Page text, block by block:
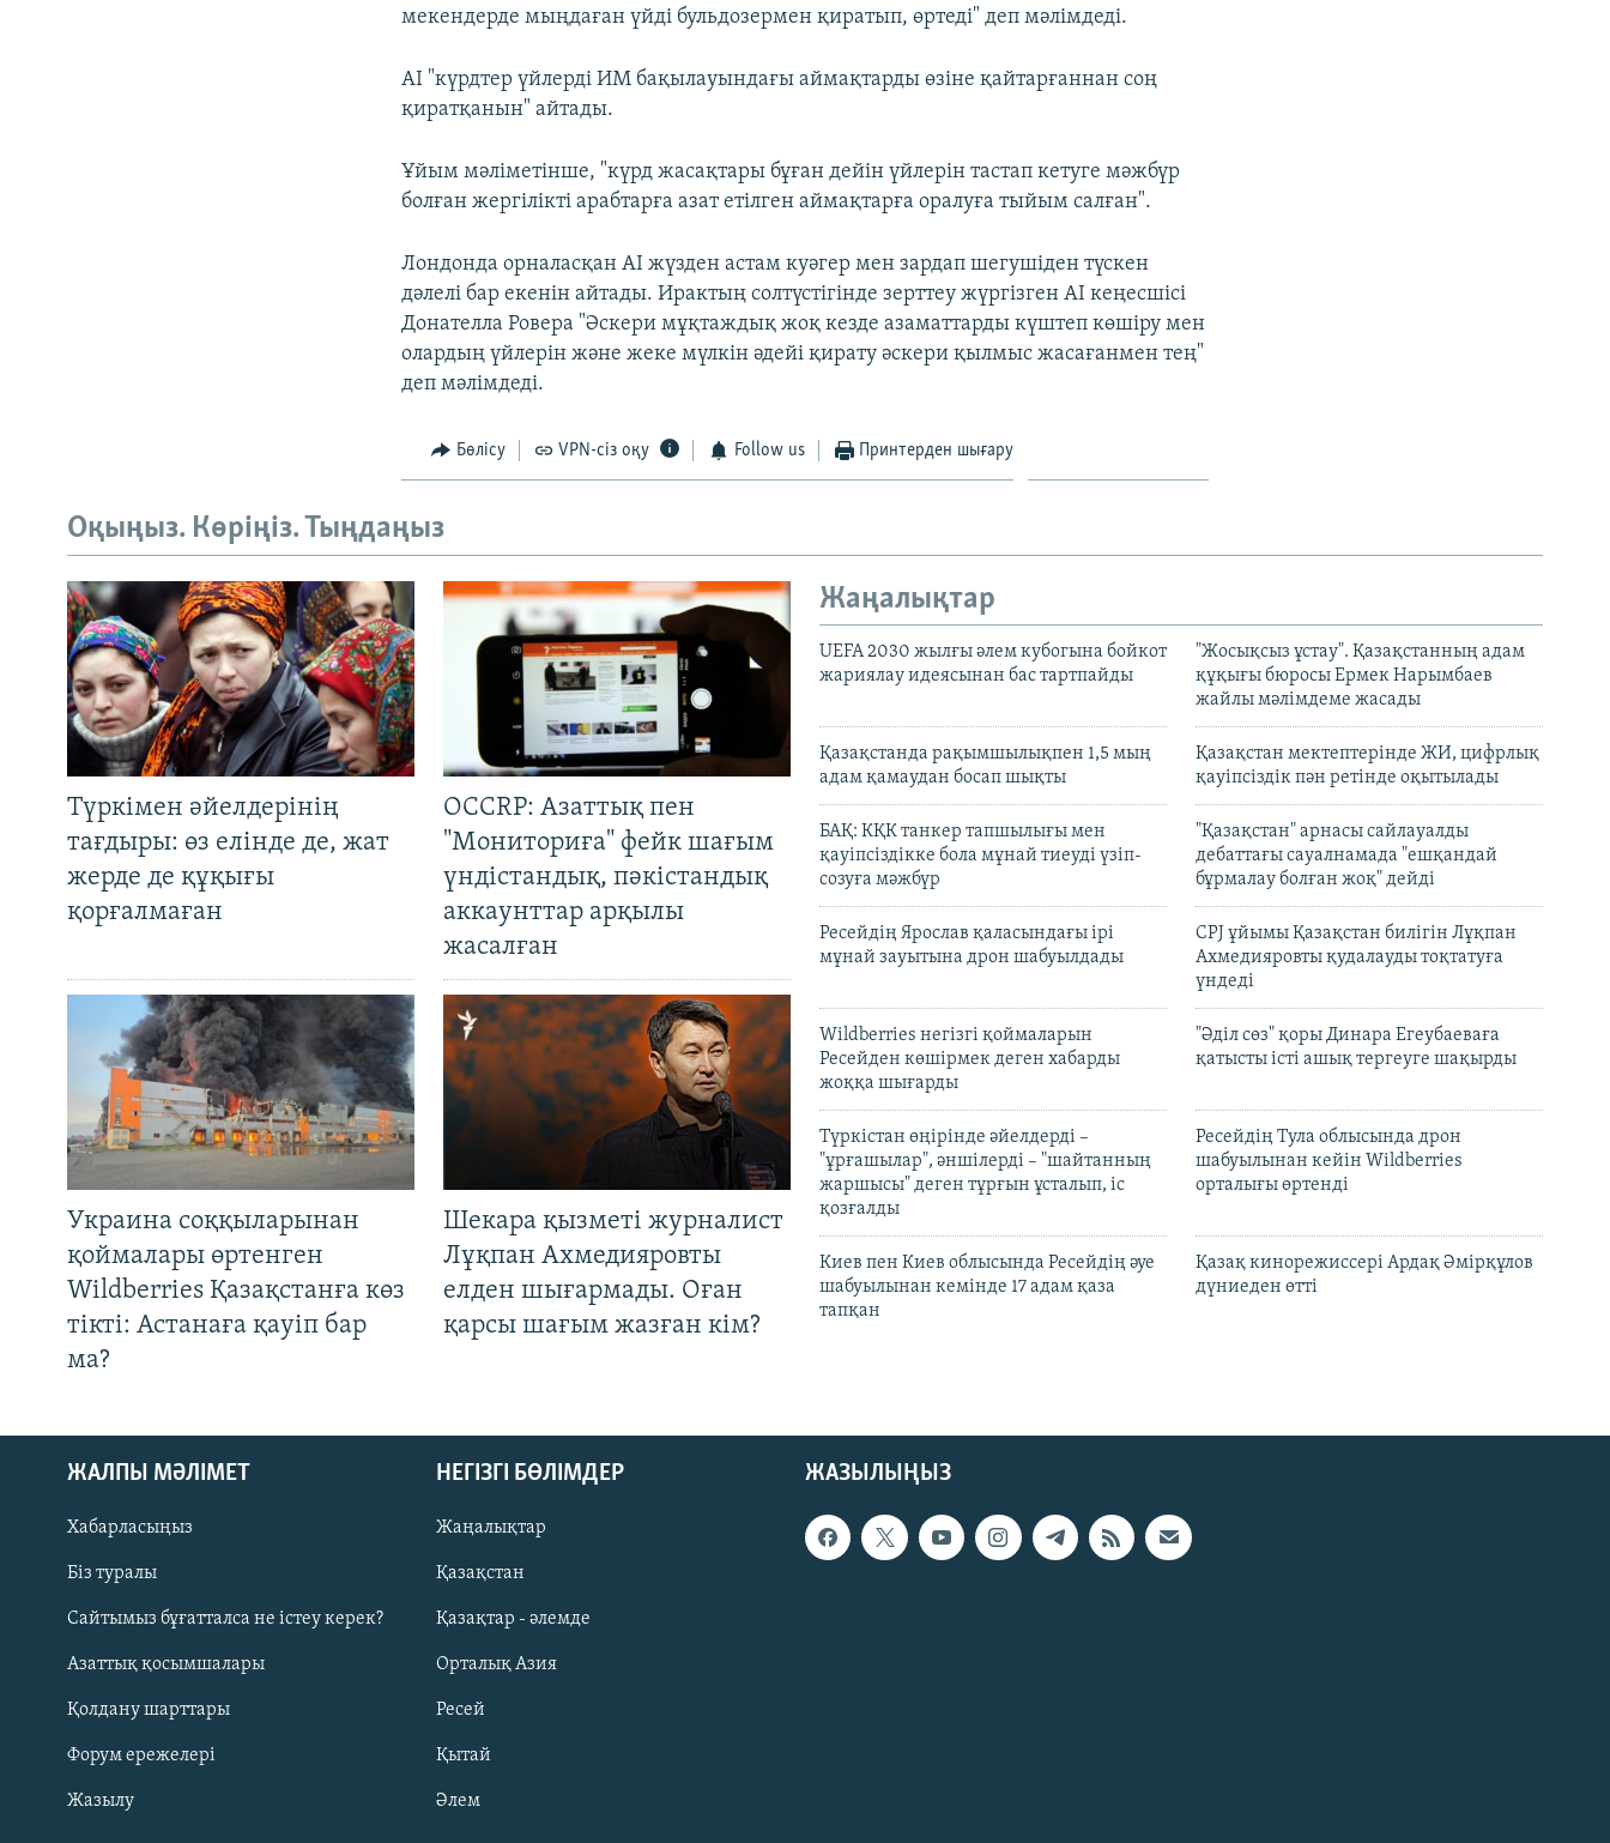
Русский
ЖАЗЫЛЫҢЫЗ
мекендерде мыңдаған үйді бульдозермен қиратып, өртеді" деп мәлімдеді.
AI "күрдтер үйлерді ИМ бақылауындағы аймақтарды өзіне қайтарғаннан соң
қиратқанын" айтады.
Ұйым мәліметінше, "күрд жасақтары бұған дейін үйлерін тастап кетуге мәжбүр
болған жергілікті арабтарға азат етілген аймақтарға оралуға тыйым салған".
Лондонда орналасқан AI жүзден астам куәгер мен зардап шегушіден түскен
дәлелі бар екенін айтады. Ирактың солтүстігінде зерттеу жүргізген AI кеңесшісі
Донателла Ровера "Әскери мұқтаждық жоқ кезде азаматтарды күштеп көшіру мен
олардың үйлерін және жеке мүлкін әдейі қирату әскери қылмыс жасағанмен тең"
деп мәлімдеді.
Бөлісу VPN-сіз оқу Follow us Принтерден шығару
Оқыңыз. Көріңіз. Тыңдаңыз
Түркімен әйелдерінің
тағдыры: өз елінде де, жат
жерде де құқығы
қорғалмаған
OCCRP: Азаттық пен
"Мониториға" фейк шағым
үндістандық, пәкістандық
аккаунттар арқылы
жасалған
Украина соққыларынан
қоймалары өртенген
Wildberries Қазақстанға көз
тікті: Астанаға қауіп бар
ма?
Шекара қызметі журналист
Лұқпан Ахмедияровты
елден шығармады. Оған
қарсы шағым жазған кім?
Жаңалықтар
UEFA 2030 жылғы әлем кубогына бойкот
жариялау идеясынан бас тартпайды
"Жосықсыз ұстау". Қазақстанның адам
құқығы бюросы Ермек Нарымбаев
жайлы мәлімдеме жасады
Қазақстанда рақымшылықпен 1,5 мың
адам қамаудан босап шықты
Қазақстан мектептерінде ЖИ, цифрлық
қауіпсіздік пән ретінде оқытылады
БАҚ: КҚК танкер тапшылығы мен
қауіпсіздікке бола мұнай тиеуді үзіп-
созуға мәжбүр
"Қазақстан" арнасы сайлауалды
дебаттағы сауалнамада "ешқандай
бұрмалау болған жоқ" дейді
Ресейдің Ярослав қаласындағы ірі
мұнай зауытына дрон шабуылдады
CPJ ұйымы Қазақстан билігін Лұқпан
Ахмедияровты қудалауды тоқтатуға
үндеді
Wildberries негізгі қоймаларын
Ресейден көшірмек деген хабарды
жоққа шығарды
"Әділ сөз" қоры Динара Егеубаеваға
қатысты істі ашық тергеуге шақырды
Түркістан өңірінде әйелдерді –
"ұрғашылар", әншілерді – "шайтанның
жаршысы" деген тұрғын ұсталып, іс
қозғалды
Ресейдің Тула облысында дрон
шабуылынан кейін Wildberries
орталығы өртенді
Киев пен Киев облысында Ресейдің әуе
шабуылынан кемінде 17 адам қаза
тапқан
Қазақ кинорежиссері Ардақ Әмірқұлов
дүниеден өтті
ЖАЗЫЛЫҢЫЗ
ЖАЛПЫ МӘЛІМЕТ
Хабарласыңыз
Біз туралы
Сайтымыз бұғатталса не істеу керек?
Азаттық қосымшалары
Қолдану шарттары
Форум ережелері
Жазылу
НЕГІЗГІ БӨЛІМДЕР
Жаңалықтар
Қазақстан
Қазақтар - әлемде
Орталық Азия
Ресей
Қытай
Әлем